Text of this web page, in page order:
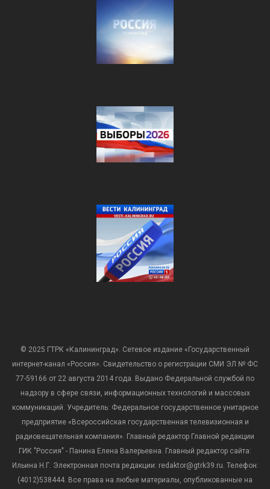
© 2025 ГТРК «Калининград». Сетевое издание «Государственный
интернет-канал «Россия». Свидетельство о регистрации СМИ ЭЛ № ФС
77-59166 от 22 августа 2014 года. Выдано Федеральной службой по
надзору в сфере связи, информационных технологий и массовых
коммуникаций. Учредитель: Федеральное государственное унитарное
предприятие «Всероссийская государственная телевизионная и
радиовещательная компания». Главный редактор Главной редакции
ГИК "Россия" - Панина Елена Валерьевна. Главный редактор сайта:
Ильина Н.Г. Электронная почта редакции: redaktor@gtrk39.ru. Телефон:
(4012)538444. Все права на любые материалы, опубликованные на